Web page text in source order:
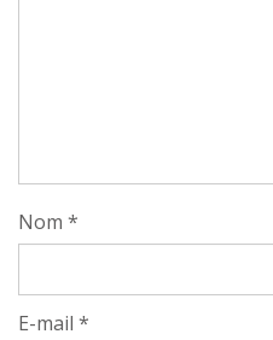
Nom *
E-mail *